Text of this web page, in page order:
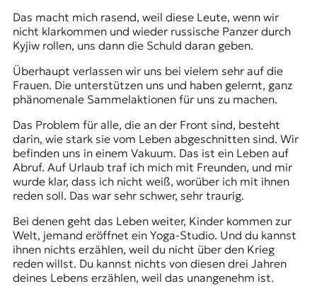
Das macht mich rasend, weil diese Leute, wenn wir
nicht klarkommen und wieder russische Panzer durch
Kyjiw rollen, uns dann die Schuld daran geben.
Überhaupt verlassen wir uns bei vielem sehr auf die
Frauen. Die unterstützen uns und haben gelernt, ganz
phänomenale Sammelaktionen für uns zu machen.
Das Problem für alle, die an der Front sind, besteht
darin, wie stark sie vom Leben abgeschnitten sind. Wir
befinden uns in einem Vakuum. Das ist ein Leben auf
Abruf. Auf Urlaub traf ich mich mit Freunden, und mir
wurde klar, dass ich nicht weiß, worüber ich mit ihnen
reden soll. Das war sehr schwer, sehr traurig.
Bei denen geht das Leben weiter, Kinder kommen zur
Welt, jemand eröffnet ein Yoga-Studio. Und du kannst
ihnen nichts erzählen, weil du nicht über den Krieg
reden willst. Du kannst nichts von diesen drei Jahren
deines Lebens erzählen, weil das unangenehm ist.